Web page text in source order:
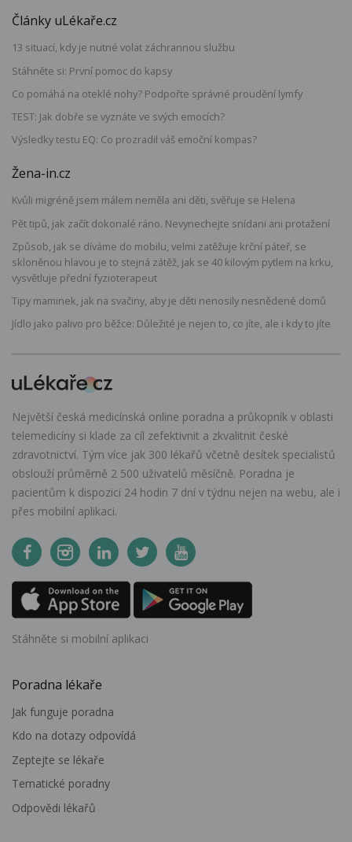
Články uLékaře.cz
13 situací, kdy je nutné volat záchrannou službu
Stáhněte si: První pomoc do kapsy
Co pomáhá na oteklé nohy? Podpořte správné proudění lymfy
TEST: Jak dobře se vyznáte ve svých emocích?
Výsledky testu EQ: Co prozradil váš emoční kompas?
Žena-in.cz
Kvůli migréně jsem málem neměla ani děti, svěřuje se Helena
Pět tipů, jak začít dokonalé ráno. Nevynechejte snídani ani protažení
Způsob, jak se díváme do mobilu, velmi zatěžuje krční páteř, se
skloněnou hlavou je to stejná zátěž, jak se 40 kilovým pytlem na krku,
vysvětluje přední fyzioterapeut
Tipy maminek, jak na svačiny, aby je děti nenosily nesnědené domů
Jídlo jako palivo pro běžce: Důležité je nejen to, co jíte, ale i kdy to jíte
Největší česká medicínská online poradna a průkopník v oblasti
telemedicíny si klade za cíl zefektivnit a zkvalitnit české
zdravotnictví. Tým více jak 300 lékařů včetně desítek specialistů
obslouží průměrně 2 500 uživatelů měsíčně. Poradna je
pacientům k dispozici 24 hodin 7 dní v týdnu nejen na webu, ale i
přes mobilní aplikaci.
Stáhněte si mobilní aplikaci
Poradna lékaře
Jak funguje poradna
Kdo na dotazy odpovídá
Zeptejte se lékaře
Tematické poradny
Odpovědi lékařů